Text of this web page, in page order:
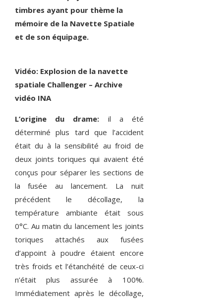
timbres ayant pour thème la
mémoire de la Navette Spatiale
et de son équipage.
Vidéo: Explosion de la navette
spatiale Challenger – Archive
vidéo INA
L’origine du drame: il a été
déterminé plus tard que l’accident
était du à la sensibilité au froid de
deux joints toriques qui avaient été
conçus pour séparer les sections de
la fusée au lancement. La nuit
précédent le décollage, la
température ambiante était sous
0°C. Au matin du lancement les joints
toriques attachés aux fusées
d’appoint à poudre étaient encore
très froids et l’étanchéité de ceux-ci
n’était plus assurée à 100%.
Immédiatement après le décollage,